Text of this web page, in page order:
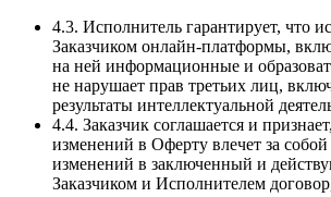
4.3. Исполнитель гарантирует, что
Заказчиком онлайн-платформы,
на ней информационные и
не нарушает прав третьих лиц,
результаты интеллектуальной
4.4. Заказчик соглашается и
изменений в Оферту влечет за
изменений в заключенный и
Заказчиком и Исполнителем